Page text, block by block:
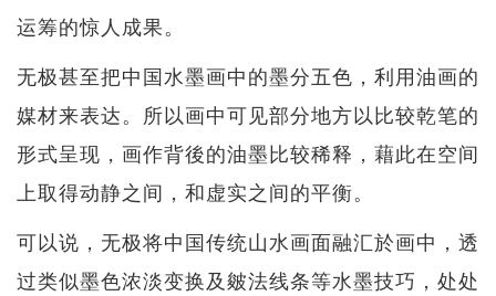
运筹的惊人成果。
无极甚至把中国水墨画中的墨分五色，利用油画的
媒材来表达。所以画中可见部分地方以比较乾笔的
形式呈现，画作背後的油墨比较稀释，藉此在空间
上取得动静之间，和虚实之间的平衡。
可以说，无极将中国传统山水画面融汇於画中，透
过类似墨色浓淡变换及皴法线条等水墨技巧，处处